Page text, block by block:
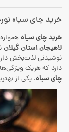
خرید چای سیاه
خرید چای سیاه
لاهیجان استان گیلان
نوشیدنی لذت‌بخش
دارد که هریک
چای سیاه، یکی از